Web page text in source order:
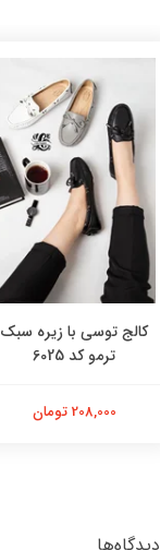
کالج توسی با زیره سبک
ترمو کد 6025
208,000 تومان